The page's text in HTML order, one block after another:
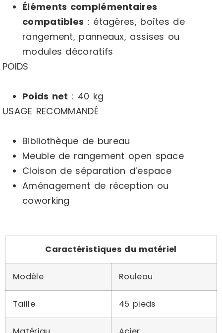
Éléments complémentaires
compatibles : étagères, boîtes de
rangement, panneaux, assises ou
modules décoratifs
POIDS
Poids net : 40 kg
USAGE RECOMMANDÉ
Bibliothèque de bureau
Meuble de rangement open space
Cloison de séparation d’espace
Aménagement de réception ou
coworking
Caractéristiques du matériel
Modèle Rouleau
Taille 45 pieds